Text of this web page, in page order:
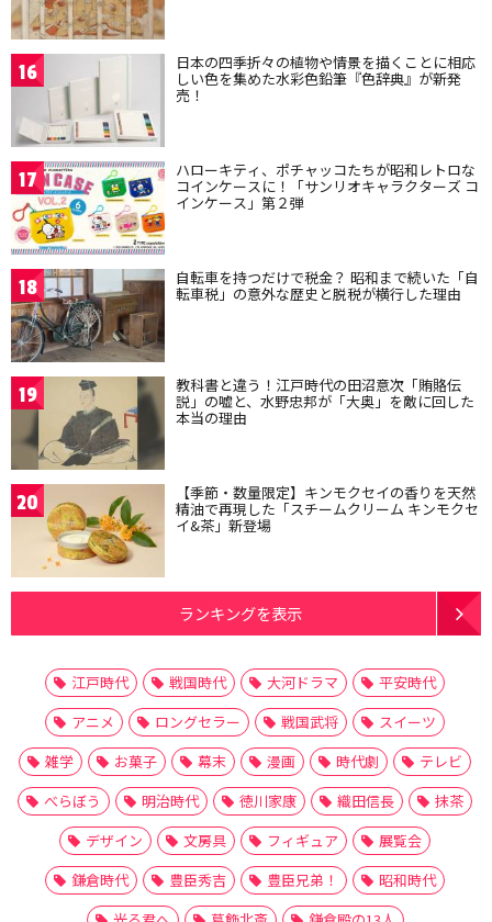
16 日本の四季折々の植物や情景を描くことに相応
しい色を集めた水彩色鉛筆『色辞典』が新発
売！
17 ハローキティ、ポチャッコたちが昭和レトロな
コインケースに！「サンリオキャラクターズ コ
インケース」第２弾
18 自転車を持つだけで税金？ 昭和まで続いた「自
転車税」の意外な歴史と脱税が横行した理由
19 教科書と違う！江戸時代の田沼意次「賄賂伝
説」の嘘と、水野忠邦が「大奥」を敵に回した
本当の理由
20 【季節・数量限定】キンモクセイの香りを天然
精油で再現した「スチームクリーム キンモクセ
イ&茶」新登場
ランキングを表示
江戸時代 戦国時代 大河ドラマ
平安時代
アニメ
ロングセラー 戦国武将
スイーツ
雑学
お菓子 幕末 漫画 時代劇
テレビ
べらぼう
明治時代 徳川家康 織田信長
抹茶
デザイン
文房具 フィギュア
展覧会
鎌倉時代
豊臣秀吉 豊臣兄弟！
昭和時代